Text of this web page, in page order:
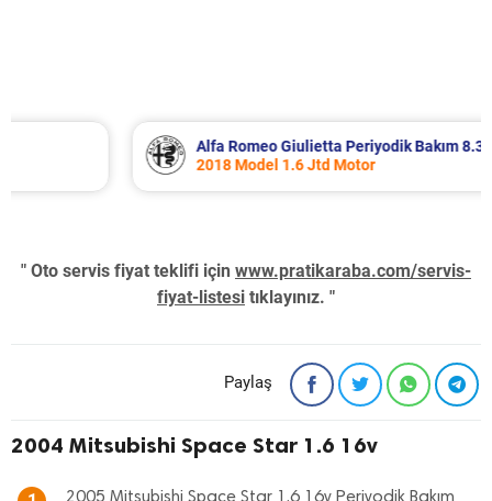
Alfa Romeo Giulietta Periyodik Bakım 8.340 TL
2018 Model 1.6 Jtd Motor
" Oto servis fiyat teklifi için www.pratikaraba.com/servis-
fiyat-listesi tıklayınız. "
Paylaş
2004 Mitsubishi Space Star 1.6 16v